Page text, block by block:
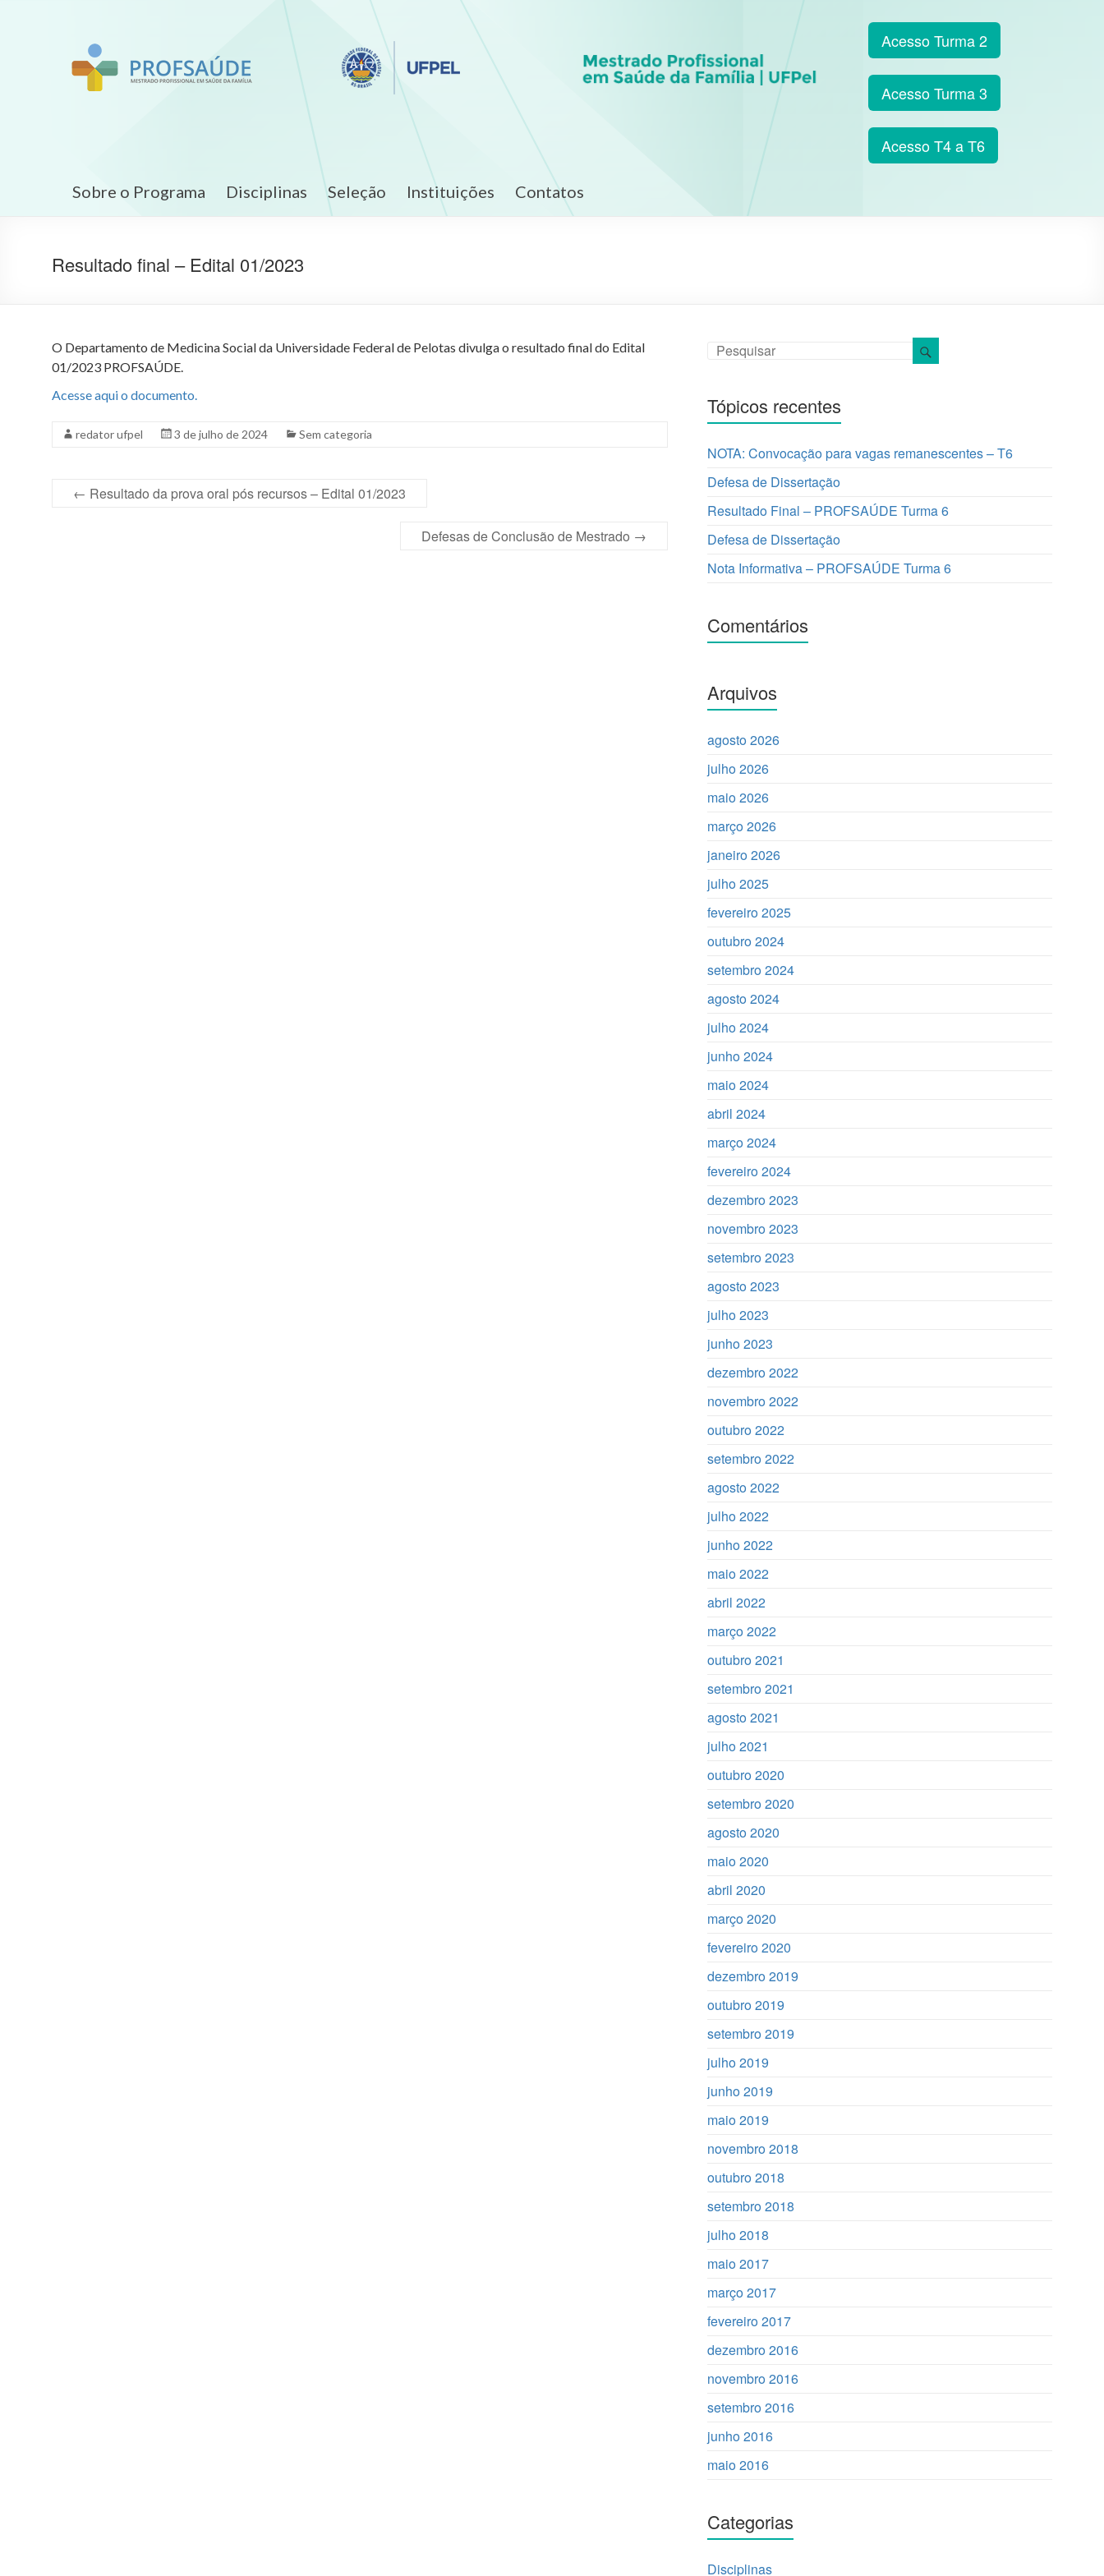
Acesso Turma 2
Acesso Turma 3
Acesso T4 a T6
Sobre o Programa Disciplinas Seleção Instituições Contatos
Resultado final – Edital 01/2023
O Departamento de Medicina Social da Universidade Federal de Pelotas divulga o resultado final do Edital
01/2023 PROFSAÚDE.
Acesse aqui o documento.
redator ufpel 3 de julho de 2024 Sem categoria
← Resultado da prova oral pós recursos – Edital 01/2023
Defesas de Conclusão de Mestrado →
Tópicos recentes
NOTA: Convocação para vagas remanescentes – T6
Defesa de Dissertação
Resultado Final – PROFSAÚDE Turma 6
Defesa de Dissertação
Nota Informativa – PROFSAÚDE Turma 6
Comentários
Arquivos
agosto 2026
julho 2026
maio 2026
março 2026
janeiro 2026
julho 2025
fevereiro 2025
outubro 2024
setembro 2024
agosto 2024
julho 2024
junho 2024
maio 2024
abril 2024
março 2024
fevereiro 2024
dezembro 2023
novembro 2023
setembro 2023
agosto 2023
julho 2023
junho 2023
dezembro 2022
novembro 2022
outubro 2022
setembro 2022
agosto 2022
julho 2022
junho 2022
maio 2022
abril 2022
março 2022
outubro 2021
setembro 2021
agosto 2021
julho 2021
outubro 2020
setembro 2020
agosto 2020
maio 2020
abril 2020
março 2020
fevereiro 2020
dezembro 2019
outubro 2019
setembro 2019
julho 2019
junho 2019
maio 2019
novembro 2018
outubro 2018
setembro 2018
julho 2018
maio 2017
março 2017
fevereiro 2017
dezembro 2016
novembro 2016
setembro 2016
junho 2016
maio 2016
Categorias
Disciplinas